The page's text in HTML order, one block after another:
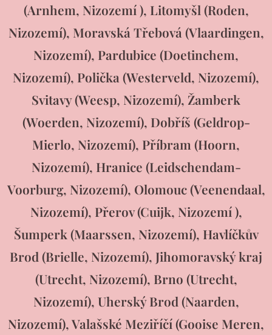
(Arnhem, Nizozemí ), Litomyšl (Roden,
Nizozemí), Moravská Třebová (Vlaardingen,
Nizozemí), Pardubice (Doetinchem,
Nizozemí), Polička (Westerveld, Nizozemí),
Svitavy (Weesp, Nizozemí), Žamberk
(Woerden, Nizozemí), Dobříš (Geldrop-
Mierlo, Nizozemí), Příbram (Hoorn,
Nizozemí), Hranice (Leidschendam-
Voorburg, Nizozemí), Olomouc (Veenendaal,
Nizozemí), Přerov (Cuijk, Nizozemí ),
Šumperk (Maarssen, Nizozemí), Havlíčkův
Brod (Brielle, Nizozemí), Jihomoravský kraj
(Utrecht, Nizozemí), Brno (Utrecht,
Nizozemí), Uherský Brod (Naarden,
Nizozemí), Valašské Meziříčí (Gooise Meren,